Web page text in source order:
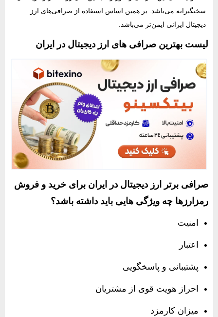
سختگیرانه می‌باشد. بر همین اساس استفاده از صرافی‌های ارز
دیجیتال ایرانی ایمن‌تر می‌باشد.
لیست بهترین صرافی های ارز دیجیتال در ایران
صرافی برتر ارز دیجیتال در ایران برای خرید و فروش
رمزارزها چه ویژگی هایی باید داشته باشد؟
امنیت
اعتبار
پشتیبانی و پاسخگویی
احراز هویت قوی از مشتریان
میزان کارمزد